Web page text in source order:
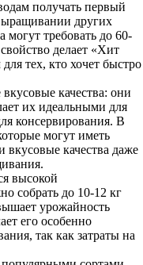
получать первый
других
требовать до 60-
делает «Хит
тех, кто хочет быстро
качества: они
их идеальными для
консервирования. В
могут иметь
вкусовые качества даже
высокой
собрать до 10-12 кг
урожайность
его особенно
так как затраты на